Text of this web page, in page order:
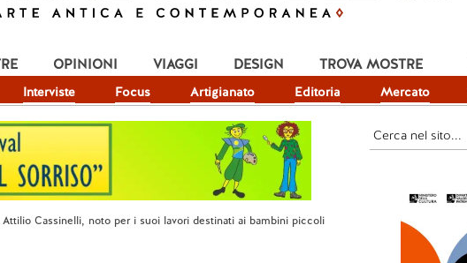
Interviste Focus Artigianato Editoria Mercato
OPINIONI VIAGGI DESIGN TROVA MOSTRE
Cassinelli, noto per i suoi lavori destinati ai bambini piccoli